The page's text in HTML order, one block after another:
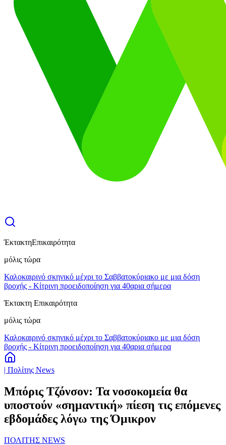
ΈκτακτηΕπικαιρότητα
μόλις τώρα
Καλοκαιρινό σκηνικό μέχρι το Σαββατοκύριακο με μια δόση
βροχής - Κίτρινη προειδοποίηση για 40αρια σήμερα
Έκτακτη Επικαιρότητα
μόλις τώρα
Καλοκαιρινό σκηνικό μέχρι το Σαββατοκύριακο με μια δόση
βροχής - Κίτρινη προειδοποίηση για 40αρια σήμερα
| Πολίτης News
Μπόρις Τζόνσον: Τα νοσοκομεία θα
υποστούν «σημαντική» πίεση τις επόμενες
εβδομάδες λόγω της Όμικρον
ΠΟΛΙΤΗΣ NEWS